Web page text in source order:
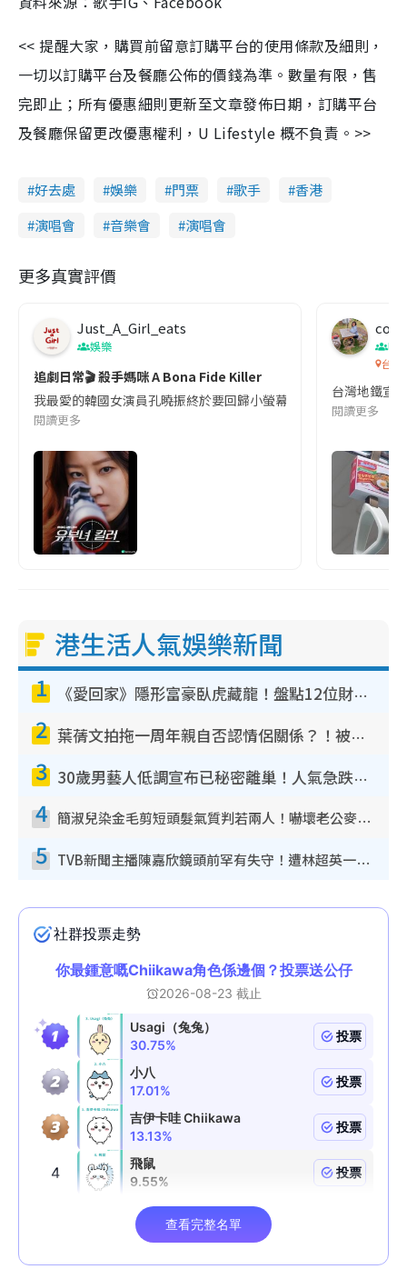
<< 提醒大家，購買前留意訂購平台的使用條款及細則，
一切以訂購平台及餐廳公佈的價錢為準。數量有限，售
完即止；所有優惠細則更新至文章發佈日期，訂購平台
及餐廳保留更改優惠權利，U Lifestyle 概不負責。>>
好去處 娛樂 門票 歌手
香港
演唱會
音樂會 演唱會
更多真實評價
Just_A_Girl_eats
娛樂
追劇日常🎬 殺手媽咪 A Bona Fide Killer
我最愛的韓國女演員孔曉振終於要回歸小螢幕啦!這次的劇本改編
閱讀更多
co
吹
台灣
台灣地鐵宣
閱讀更多
港生活人氣娛樂新聞
1 《愛回家》隱形富豪臥虎藏龍！盤點12位財氣逼人的有錢藝人：呢位靚女3億身家唔憂做
2 葉蒨文拍拖一周年親自否認情侶關係？！被質疑感情造假竟稱GM「普通同事」
3 30歲男藝人低調宣布已秘密離巢！人氣急跌變失蹤人口︰「這幾年過得並不容易」
4 簡淑兒染金毛剪短頭髮氣質判若兩人！嚇壞老公麥大力都認唔出：「你做咩事？」
5 TVB新聞主播陳嘉欣鏡頭前罕有失守！遭林超英一句說話突襲嚇親當場大笑